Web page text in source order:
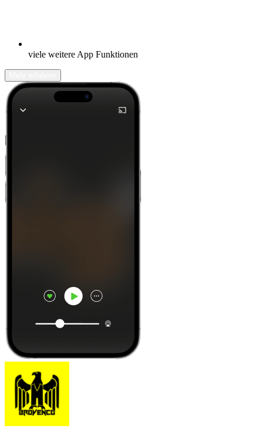
viele weitere App Funktionen